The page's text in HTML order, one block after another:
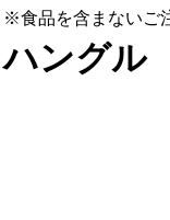
※食品を含まないご
ハングル